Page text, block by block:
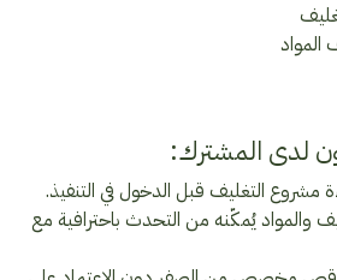
المواد
لدى المشترك:
مشروع التغليف قبل الدخول في التنفيذ.
والمواد يُمكّنه من التحدث باحترافية مع